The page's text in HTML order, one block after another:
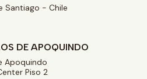
Santiago - Chile
DE APOQUINDO
Apoquindo
Piso 2